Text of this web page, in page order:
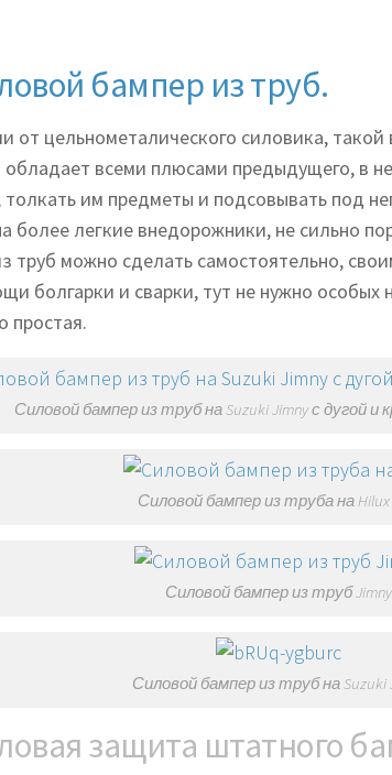
бампер из труб.
от цельнометалического силовика,
обладает всеми плюсами предыдущего, в
толкать им предметы и подсовывать под
более легкие внедорожники, не сильно
труб можно сделать самостоятельно,
болгарки и сварки, тут не нужно особых
простая.
Силовой бампер из труб на Suzuki Jimny с дугой
Силовой бампер из труба на Hilux
Силовой бампер из труб Jimny
Силовой бампер из труб на Suzuki
защита штатного